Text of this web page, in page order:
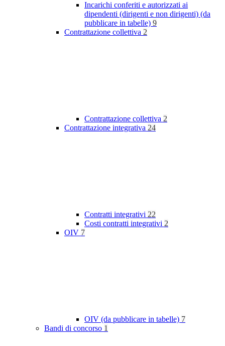
Incarichi conferiti e autorizzati ai
dipendenti (dirigenti e non dirigenti) (da
pubblicare in tabelle) 9
Contrattazione collettiva 2
Contrattazione collettiva 2
Contrattazione integrativa 24
Contratti integrativi 22
Costi contratti integrativi 2
OIV 7
OIV (da pubblicare in tabelle) 7
Bandi di concorso 1